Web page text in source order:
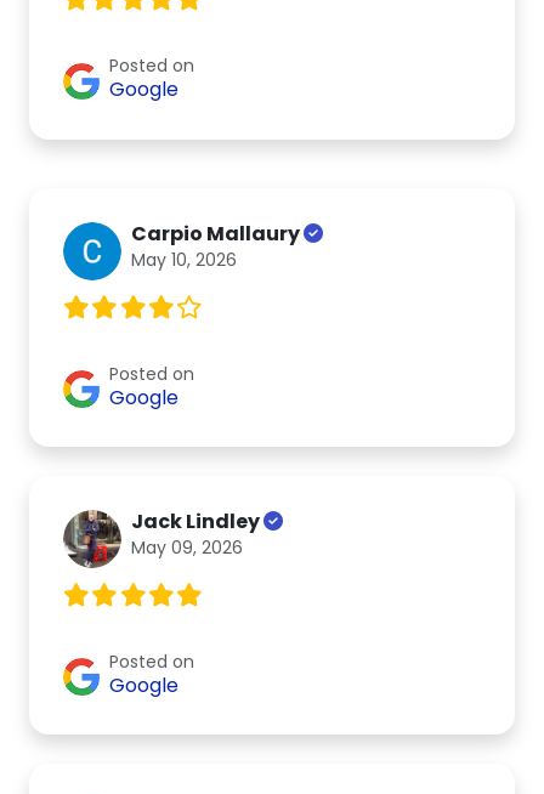
Posted on
Google
Carpio Mallaury
May 10, 2026
Posted on
Google
Jack Lindley
May 09, 2026
Posted on
Google